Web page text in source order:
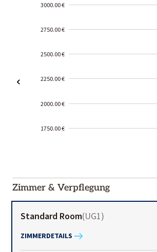
3000.00 €
2750.00 €
2500.00 €
2250.00 €
2000.00 €
1750.00 €
01-02
Zimmer & Verpflegung
Standard Room(UG1)
ZIMMERDETAILS